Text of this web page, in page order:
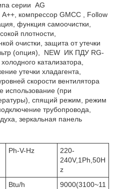
серии AG
А++, компрессор GMCC , Follow
функция самоочистки,
плотности,
очистки, защита от утечки
(опция), NEW ИК ПДУ RG-
катализатора,
утечки хладагента,
скорости вентилятора
использование (при
спящий режим, режим
трубопровода,
зеркальная панель
Ph-V-Hz
220-
240V,1Ph,50H
z
Btu/h
9000(3100~11